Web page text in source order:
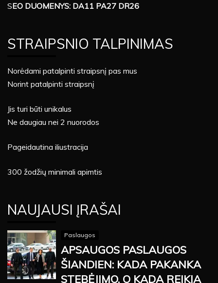
SEO DUOMENYS: DA11 PA27 DR26
STRAIPSNIO TALPINIMAS
Norėdami patalpinti straipsnį pas mus
Norint patalpinti straipsnį
Jis turi būti unikalus
Ne daugiau nei 2 nuorodos
Pageidautina iliustracija
300 žodžių minimali apimtis
NAUJAUSI ĮRAŠAI
Paslaugos
APSAUGOS PASLAUGOS
ŠIANDIEN: KADA PAKANKA
STEBĖJIMO, O KADA REIKIA